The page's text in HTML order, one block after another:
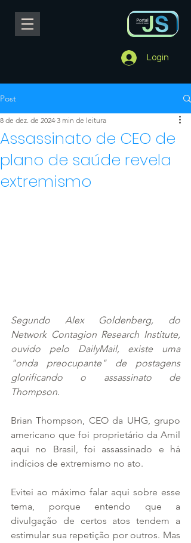
Login
Post
Assassinato de CEO de
plano de saúde revela
extremismo
8 de dez. de 2024 3 min de leitura
Segundo Alex Goldenberg, do
Network Contagion Research Institute,
ouvido pelo DailyMail, existe uma
"onda preocupante" de postagens
glorificando o assassinato de
Thompson.
Brian Thompson, CEO da UHG, grupo
americano que foi proprietário da Amil
aqui no Brasil, foi assassinado e há
indícios de extremismo no ato.
Evitei ao máximo falar aqui sobre esse
tema, porque entendo que a
divulgação de certos atos tendem a
estimular sua repetição por outros. Mas